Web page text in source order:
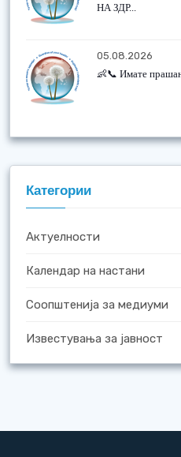
НА ЗДР...
05.08.2026
👶📞 Имате
Категории
Актуелности
Календар на настани
Соопштенија за медиуми
Известувања за јавност